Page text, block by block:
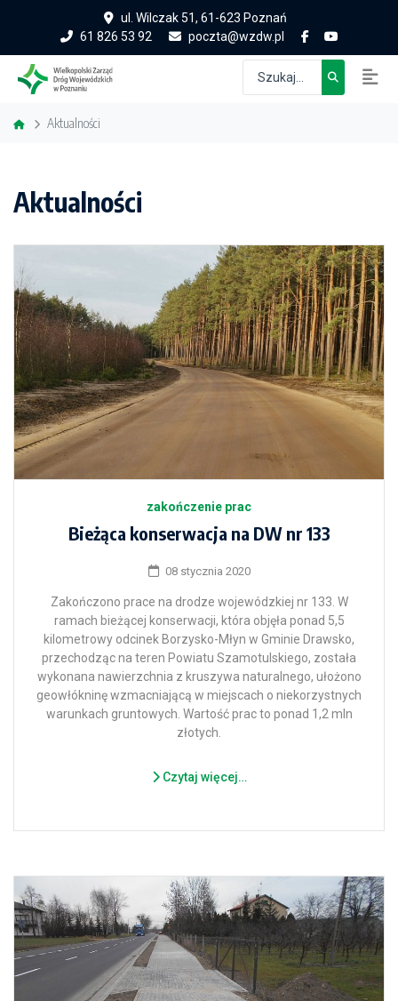
ul. Wilczak 51, 61-623 Poznań
61 826 53 92
poczta@wzdw.pl
Aktualności
Aktualności
zakończenie prac
Bieżąca konserwacja na DW nr 133
08 stycznia 2020
Zakończono prace na drodze wojewódzkiej nr 133. W
ramach bieżącej konserwacji, która objęła ponad 5,5
kilometrowy odcinek Borzysko-Młyn w Gminie Drawsko,
przechodząc na teren Powiatu Szamotulskiego, została
wykonana nawierzchnia z kruszywa naturalnego, ułożono
geowłókninę wzmacniającą w miejscach o niekorzystnych
warunkach gruntowych. Wartość prac to ponad 1,2 mln
złotych.
Czytaj więcej…